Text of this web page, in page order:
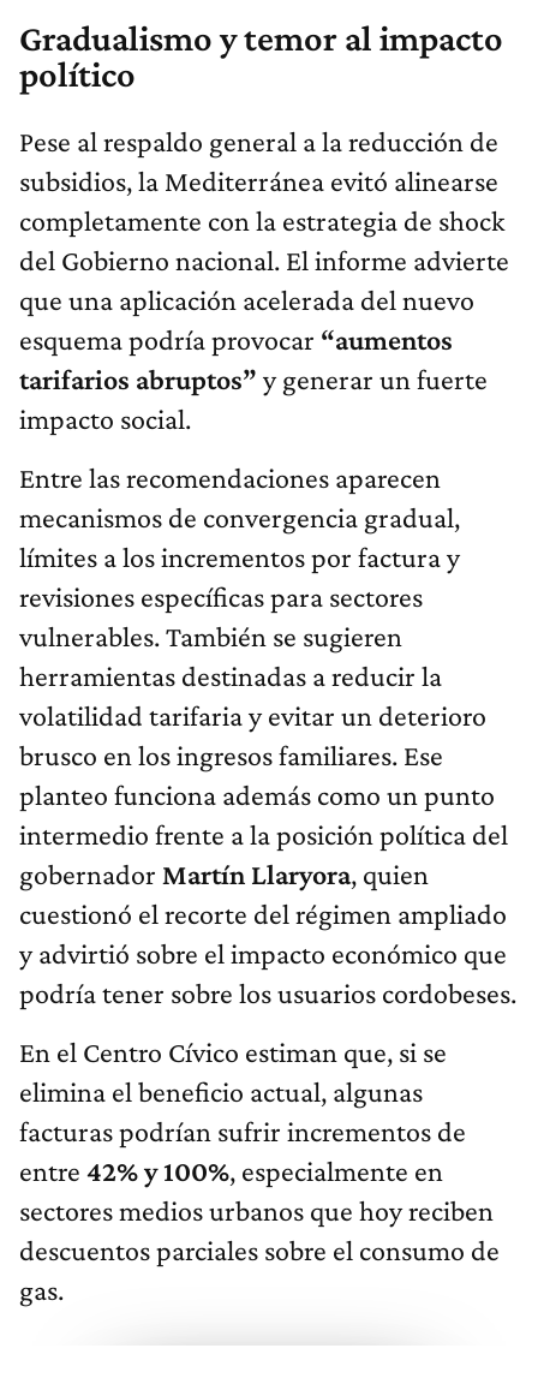
Gradualismo y temor al impacto
político
Pese al respaldo general a la reducción de
subsidios, la Mediterránea evitó alinearse
completamente con la estrategia de shock
del Gobierno nacional. El informe advierte
que una aplicación acelerada del nuevo
esquema podría provocar “aumentos
tarifarios abruptos” y generar un fuerte
impacto social.
Entre las recomendaciones aparecen
mecanismos de convergencia gradual,
límites a los incrementos por factura y
revisiones específicas para sectores
vulnerables. También se sugieren
herramientas destinadas a reducir la
volatilidad tarifaria y evitar un deterioro
brusco en los ingresos familiares. Ese
planteo funciona además como un punto
intermedio frente a la posición política del
gobernador Martín Llaryora, quien
cuestionó el recorte del régimen ampliado
y advirtió sobre el impacto económico que
podría tener sobre los usuarios cordobeses.
En el Centro Cívico estiman que, si se
elimina el beneficio actual, algunas
facturas podrían sufrir incrementos de
entre 42% y 100%, especialmente en
sectores medios urbanos que hoy reciben
descuentos parciales sobre el consumo de
gas.